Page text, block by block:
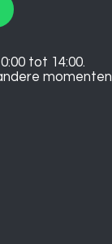
tot 14:00.
momenten